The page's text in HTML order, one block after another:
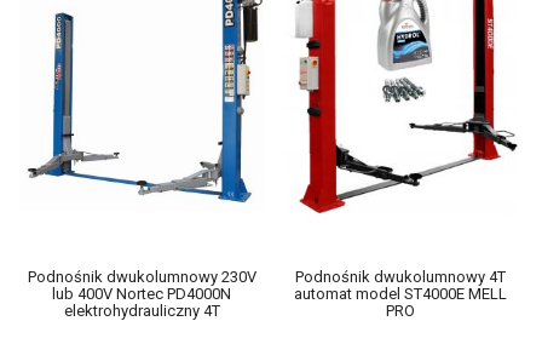
Podnośnik dwukolumnowy 230V
lub 400V Nortec PD4000N
elektrohydrauliczny 4T
Podnośnik dwukolumnowy 4T
automat model ST4000E MELL
PRO